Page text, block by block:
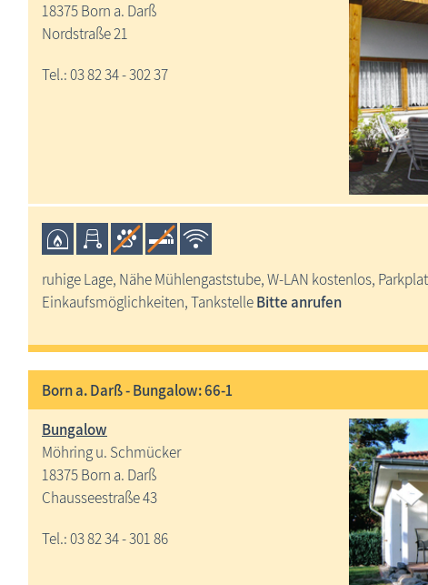
18375 Born a. Darß
Nordstraße 21
Tel.: 03 82 34 - 302 37
ruhige Lage, Nähe Mühlengaststube, W-LAN kostenlos,
Einkaufsmöglichkeiten, TankstelleBitte anrufen
Born a. Darß - Bungalow: 66-1
Bungalow
Möhring u. Schmücker
18375 Born a. Darß
Chausseestraße 43
Tel.: 03 82 34 - 301 86